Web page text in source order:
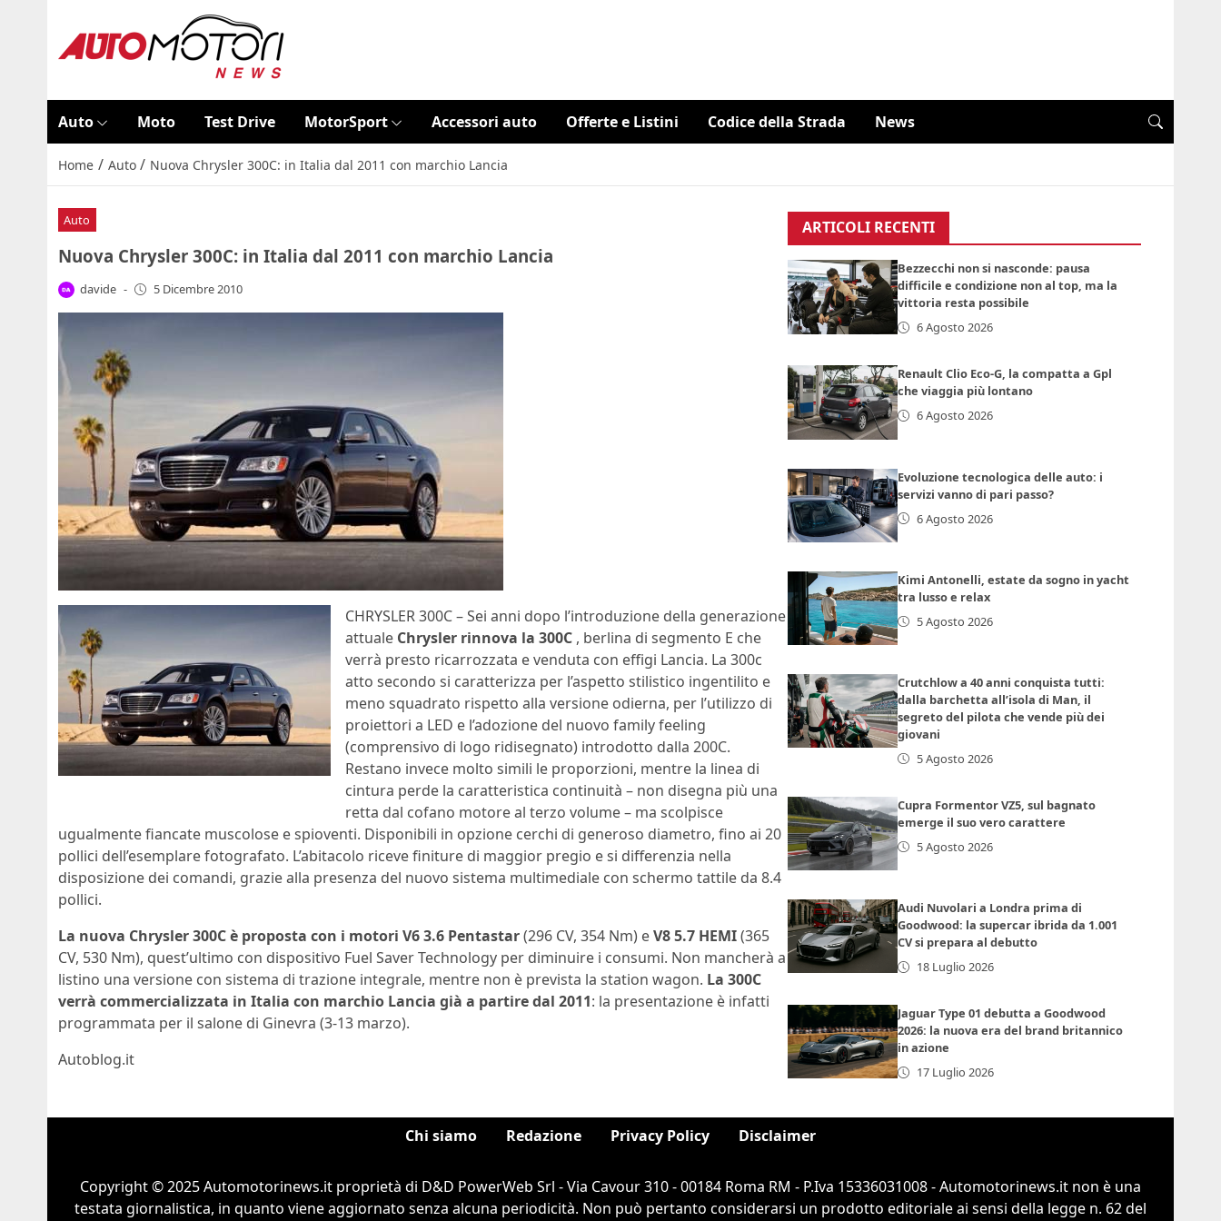
Auto Moto Test Drive MotorSport Accessori auto Offerte e Listini Codice della Strada News
Home / Auto / Nuova Chrysler 300C: in Italia dal 2011 con marchio Lancia
Auto
Nuova Chrysler 300C: in Italia dal 2011 con marchio Lancia
davide - 5 Dicembre 2010
CHRYSLER 300C – Sei anni dopo l’introduzione della generazione
attuale Chrysler rinnova la 300C , berlina di segmento E che
verrà presto ricarrozzata e venduta con effigi Lancia. La 300c
atto secondo si caratterizza per l’aspetto stilistico ingentilito e
meno squadrato rispetto alla versione odierna, per l’utilizzo di
proiettori a LED e l’adozione del nuovo family feeling
(comprensivo di logo ridisegnato) introdotto dalla 200C.
Restano invece molto simili le proporzioni, mentre la linea di
cintura perde la caratteristica continuità – non disegna più una
retta dal cofano motore al terzo volume – ma scolpisce
ugualmente fiancate muscolose e spioventi. Disponibili in opzione cerchi di generoso diametro, fino ai 20
pollici dell’esemplare fotografato. L’abitacolo riceve finiture di maggior pregio e si differenzia nella
disposizione dei comandi, grazie alla presenza del nuovo sistema multimediale con schermo tattile da 8.4
pollici.
La nuova Chrysler 300C è proposta con i motori V6 3.6 Pentastar(296 CV, 354 Nm) eV8 5.7 HEMI(365
CV, 530 Nm), quest’ultimo con dispositivo Fuel Saver Technology per diminuire i consumi. Non mancherà a
listino una versione con sistema di trazione integrale, mentre non è prevista la station wagon. La 300C
verrà commercializzata in Italia con marchio Lancia già a partire dal 2011: la presentazione è infatti
programmata per il salone di Ginevra (3-13 marzo).
Autoblog.it
ARTICOLI RECENTI
Bezzecchi non si nasconde: pausa
difficile e condizione non al top, ma la
vittoria resta possibile
6 Agosto 2026
Renault Clio Eco-G, la compatta a Gpl
che viaggia più lontano
6 Agosto 2026
Evoluzione tecnologica delle auto: i
servizi vanno di pari passo?
6 Agosto 2026
Kimi Antonelli, estate da sogno in yacht
tra lusso e relax
5 Agosto 2026
Crutchlow a 40 anni conquista tutti:
dalla barchetta all’isola di Man, il
segreto del pilota che vende più dei
giovani
5 Agosto 2026
Cupra Formentor VZ5, sul bagnato
emerge il suo vero carattere
5 Agosto 2026
Audi Nuvolari a Londra prima di
Goodwood: la supercar ibrida da 1.001
CV si prepara al debutto
18 Luglio 2026
Jaguar Type 01 debutta a Goodwood
2026: la nuova era del brand britannico
in azione
17 Luglio 2026
Chi siamo Redazione Privacy Policy Disclaimer
Copyright © 2025 Automotorinews.it proprietà di D&D PowerWeb Srl - Via Cavour 310 - 00184 Roma RM - P.Iva 15336031008 - Automotorinews.it non è una
testata giornalistica, in quanto viene aggiornato senza alcuna periodicità. Non può pertanto considerarsi un prodotto editoriale ai sensi della legge n. 62 del